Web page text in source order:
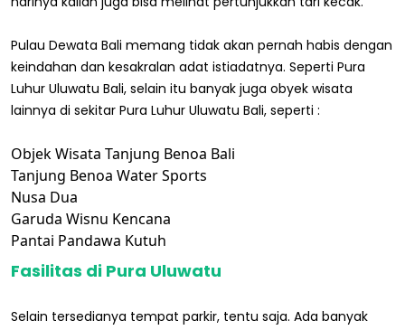
Pulau Dewata Bali memang tidak akan pernah habis dengan
keindahan dan kesakralan adat istiadatnya. Seperti Pura
Luhur Uluwatu Bali, selain itu banyak juga obyek wisata
lainnya di sekitar Pura Luhur Uluwatu Bali, seperti :
Objek Wisata Tanjung Benoa Bali
Tanjung Benoa Water Sports
Nusa Dua
Garuda Wisnu Kencana
Pantai Pandawa Kutuh
Fasilitas di Pura Uluwatu
Selain tersedianya tempat parkir, tentu saja. Ada banyak